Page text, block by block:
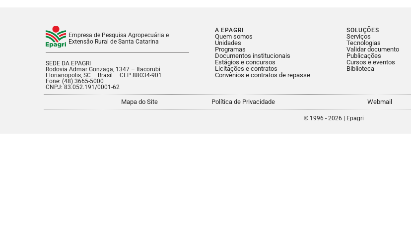
Empresa de Pesquisa Agropecuária e
Extensão Rural de Santa Catarina
SEDE DA EPAGRI
Rodovia Admar Gonzaga, 1347 – Itacorubi
Florianopolis, SC – Brasil – CEP 88034-901
Fone: (48) 3665-5000
CNPJ: 83.052.191/0001-62
A EPAGRI
Quem somos
Unidades
Programas
Documentos institucionais
Estágios e concursos
Licitações e contratos
Convênios e contratos de repasse
SOLUÇÕES
Serviços
Tecnologias
Validar documento
Publicações
Cursos e eventos
Biblioteca
Mapa do Site Política de Privacidade Webmail
© 1996 - 2026 | Epagri